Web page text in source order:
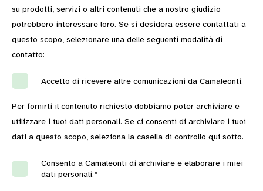
su prodotti, servizi o altri contenuti che a nostro giudizio
potrebbero interessare loro. Se si desidera essere contattati a
questo scopo, selezionare una delle seguenti modalità di
contatto:
Accetto di ricevere altre comunicazioni da Camaleonti.
Per fornirti il contenuto richiesto dobbiamo poter archiviare e
utilizzare i tuoi dati personali. Se ci consenti di archiviare i tuoi
dati a questo scopo, seleziona la casella di controllo qui sotto.
Consento a Camaleonti di archiviare e elaborare i miei
dati personali.*